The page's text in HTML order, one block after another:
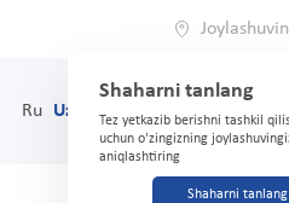
Shaharni tanlang
Tez yetkazib berishni tashkil
uchun o'zingizning
aniqlashtiring
Shaharni tanlang
Ru Uz (71) 200-03-03